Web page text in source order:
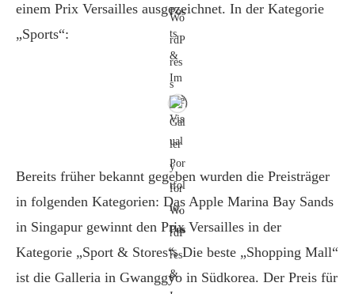
einem Prix Versailles ausgezeichnet. In der Kategorie
„Sports“:
Bereits früher bekannt gegeben wurden die Preisträger
in folgenden Kategorien: Das Apple Marina Bay Sands
in Singapur gewinnt den Prix Versailles in der
Kategorie „Sport & Stores“. Die beste „Shopping Mall“
ist die Galleria in Gwanggyo in Südkorea. Der Preis für